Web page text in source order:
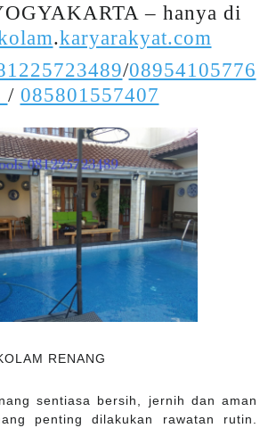
– hanya di
.karyarakyat.com
/08954105776
/ 085801557407
RENANG
sentiasa bersih, jernih dan aman
penting dilakukan rawatan rutin.